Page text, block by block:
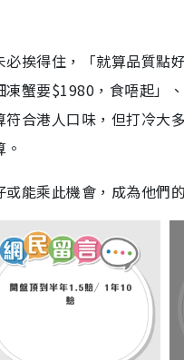
挨得住，「就算品質點
蟹要$1980，食唔起」
合港人口味，但打冷大
能乘此機會，成為他們